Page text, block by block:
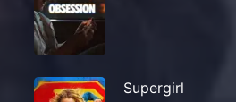
Supergirl